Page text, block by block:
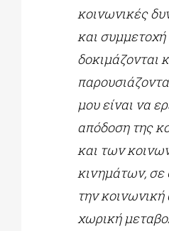
κοινωνικές
και συμμετοχή
δοκιμάζονται
μου είναι να
απόδοση της
και των
κινημάτων, σε
την κοινωνική
χωρική